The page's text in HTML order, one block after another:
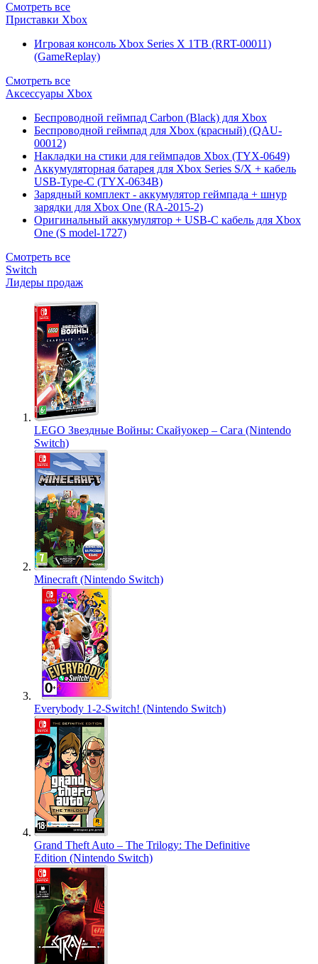
Смотреть все
Приставки Xbox
Игровая консоль Xbox Series X 1TB (RRT-00011)
(GameReplay)
Смотреть все
Аксессуары Xbox
Беспроводной геймпад Carbon (Black) для Xbox
Беспроводной геймпад для Xbox (красный) (QAU-
00012)
Накладки на стики для геймпадов Xbox (TYX-0649)
Аккумуляторная батарея для Xbox Series S/X + кабель
USB-Type-C (TYX-0634B)
Зарядный комплект - аккумулятор геймпада + шнур
зарядки для Xbox One (RA-2015-2)
Оригинальный аккумулятор + USB-C кабель для Xbox
One (S model-1727)
Смотреть все
Switch
Лидеры продаж
LEGO Звездные Войны: Скайуокер – Сага (Nintendo
Switch)
Minecraft (Nintendo Switch)
Everybody 1-2-Switch! (Nintendo Switch)
Grand Theft Auto – The Trilogy: The Definitive
Edition (Nintendo Switch)